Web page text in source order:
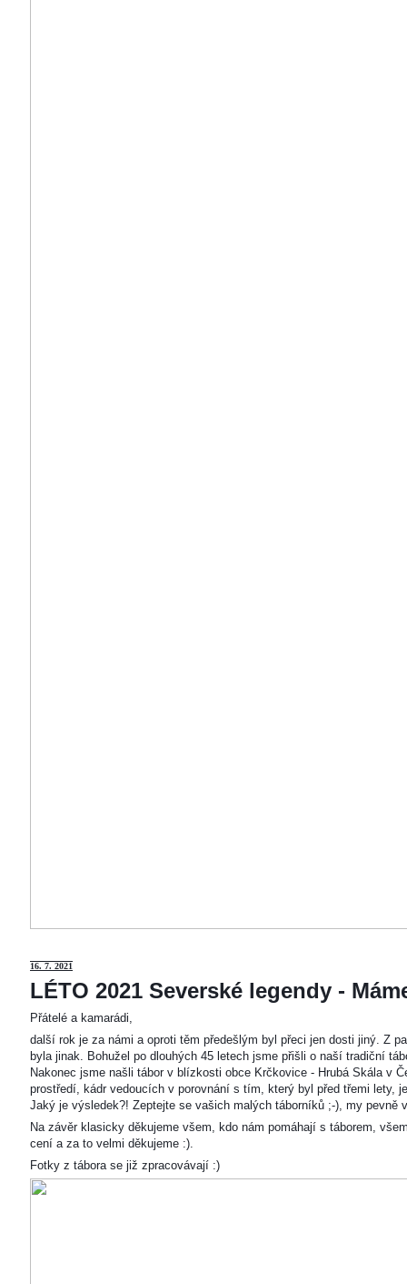
16. 7. 2021
LÉTO 2021 Severské legendy -
Přátelé a kamarádi,
další rok je za námi a oproti těm předešlým byl přeci jen dosti jiný. Z
byla jinak. Bohužel po dlouhých 45 letech jsme přišli o naší tradiční
Nakonec jsme našli tábor v blízkosti obce Krčkovice - Hrubá Skála v
prostředí, kádr vedoucích v porovnání s tím, který byl před třemi lety,
Jaký je výsledek?! Zeptejte se vašich malých táborníků ;-), my pevně
Na závěr klasicky děkujeme všem, kdo nám pomáhají s táborem,
cení a za to velmi děkujeme :).
Fotky z tábora se již zpracovávají :)